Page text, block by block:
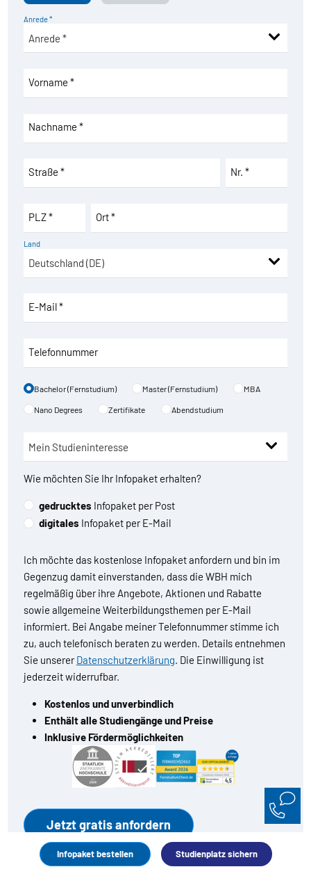
Infopaket bestellen Studienplatz sichern
Anrede *
Vorname *
Nachname *
Straße * Nr. *
PLZ * Ort *
Land
E-Mail *
Telefonnummer
Bachelor (Fernstudium) Master (Fernstudium) MBA
Nano Degrees Zertifikate Abendstudium
Wie möchten Sie Ihr Infopaket erhalten?
gedrucktes Infopaket per Post
digitales Infopaket per E-Mail
Ich möchte das kostenlose Infopaket anfordern und bin im
Gegenzug damit einverstanden, dass die WBH mich
regelmäßig über ihre Angebote, Aktionen und Rabatte
sowie allgemeine Weiterbildungsthemen per E-Mail
informiert. Bei Angabe meiner Telefonnummer stimme ich
zu, auch telefonisch beraten zu werden. Details entnehmen
Sie unsererDatenschutzerklärung. Die Einwilligung ist
jederzeit widerrufbar.
Kostenlos und unverbindlich
Enthält alle Studiengänge und Preise
Inklusive Fördermöglichkeiten